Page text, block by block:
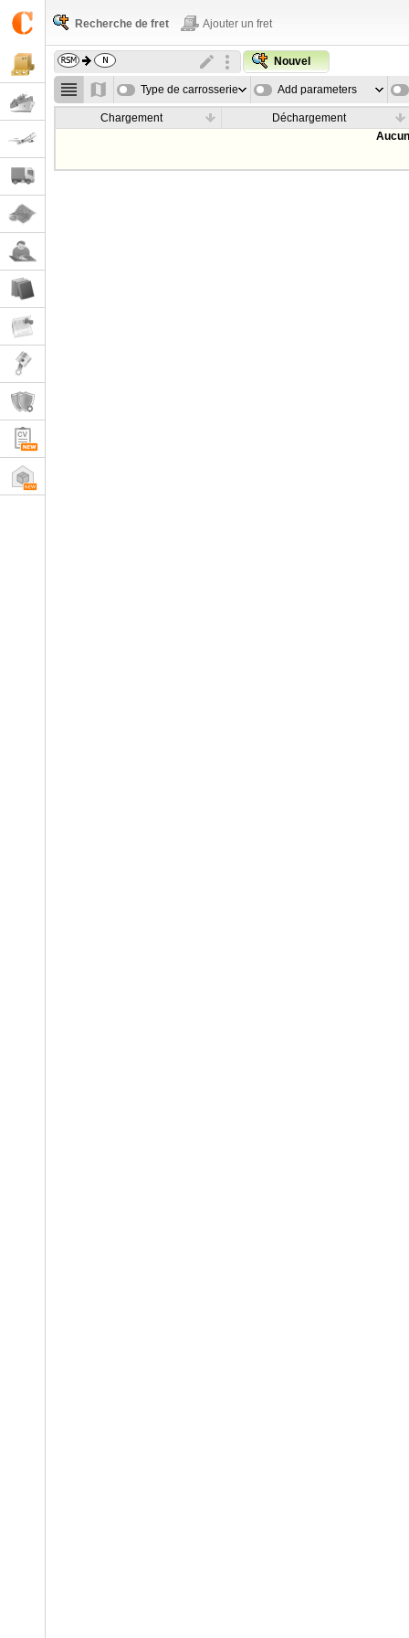
Recherche de fret Ajouter un fret
Nouvel
Type de carrosserie Add parameters
Chargement
Déchargement